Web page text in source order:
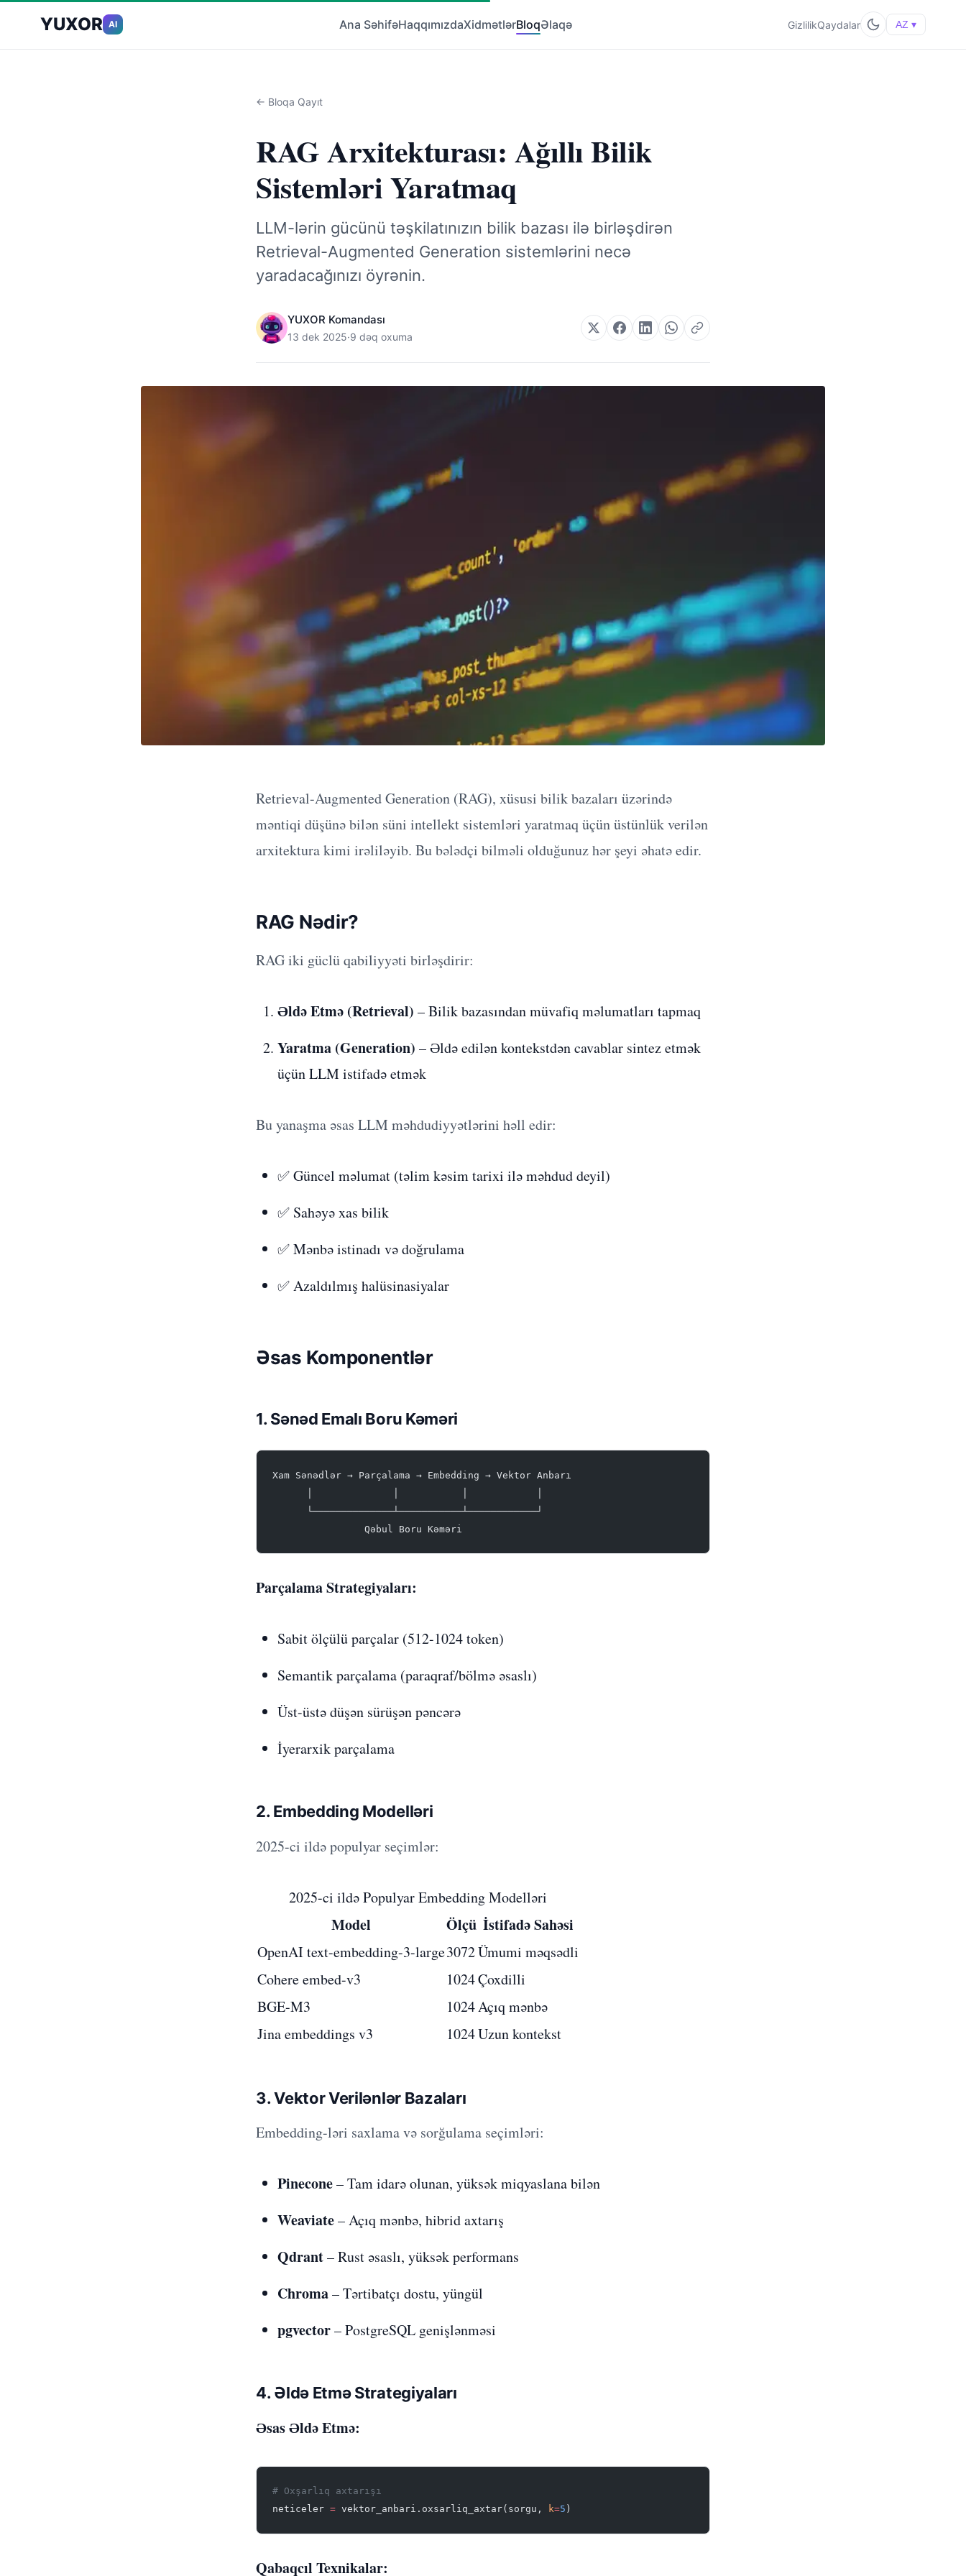
YUXOR AI Ana SəhifəHaqqımızdaXidmətlərBloqƏlaqə GizlilikQaydalar AZ ▾
← Bloqa Qayıt
RAG Arxitekturası: Ağıllı Bilik
Sistemləri Yaratmaq
LLM-lərin gücünü təşkilatınızın bilik bazası ilə birləşdirən
Retrieval-Augmented Generation sistemlərini necə
yaradacağınızı öyrənin.
YUXOR Komandası
13 dek 2025·9 dəq oxuma
Retrieval-Augmented Generation (RAG), xüsusi bilik bazaları üzərində
məntiqi düşünə bilən süni intellekt sistemləri yaratmaq üçün üstünlük verilən
arxitektura kimi irəliləyib. Bu bələdçi bilməli olduğunuz hər şeyi əhatə edir.
RAG Nədir?
RAG iki güclü qabiliyyəti birləşdirir:
Əldə Etmə (Retrieval) – Bilik bazasından müvafiq məlumatları tapmaq
Yaratma (Generation) – Əldə edilən kontekstdən cavablar sintez etmək
üçün LLM istifadə etmək
Bu yanaşma əsas LLM məhdudiyyətlərini həll edir:
✅ Güncel məlumat (təlim kəsim tarixi ilə məhdud deyil)
✅ Sahəyə xas bilik
✅ Mənbə istinadı və doğrulama
✅ Azaldılmış halüsinasiyalar
Əsas Komponentlər
1. Sənəd Emalı Boru Kəməri
Xam Sənədlər → Parçalama → Embedding → Vektor Anbarı
      └──────────────┴───────────┴────────────┘
                Qəbul Boru Kəməri
Parçalama Strategiyaları:
Sabit ölçülü parçalar (512-1024 token)
Semantik parçalama (paraqraf/bölmə əsaslı)
Üst-üstə düşən sürüşən pəncərə
İyerarxik parçalama
2. Embedding Modelləri
2025-ci ildə populyar seçimlər:
2025-ci ildə Populyar Embedding Modelləri
Model Ölçü İstifadə Sahəsi
OpenAI text-embedding-3-large3072Ümumi məqsədli
Cohere embed-v3
1024Çoxdilli
BGE-M3
1024Açıq mənbə
Jina embeddings v3
1024Uzun kontekst
3. Vektor Verilənlər Bazaları
Embedding-ləri saxlama və sorğulama seçimləri:
Pinecone– Tam idarə olunan, yüksək miqyaslana bilən
Weaviate– Açıq mənbə, hibrid axtarış
Qdrant– Rust əsaslı, yüksək performans
Chroma– Tərtibatçı dostu, yüngül
pgvector– PostgreSQL genişlənməsi
4. Əldə Etmə Strategiyaları
Əsas Əldə Etmə:
# Oxşarlıq axtarışı
neticeler = vektor_anbari.oxsarliq_axtar(sorgu, k=5 )
Qabaqcıl Texnikalar: